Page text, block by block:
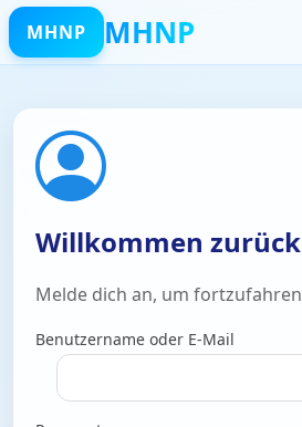
MHNP MHNP
Willkommen zurück
Melde dich an, um fortzufahren
Benutzername oder E-Mail